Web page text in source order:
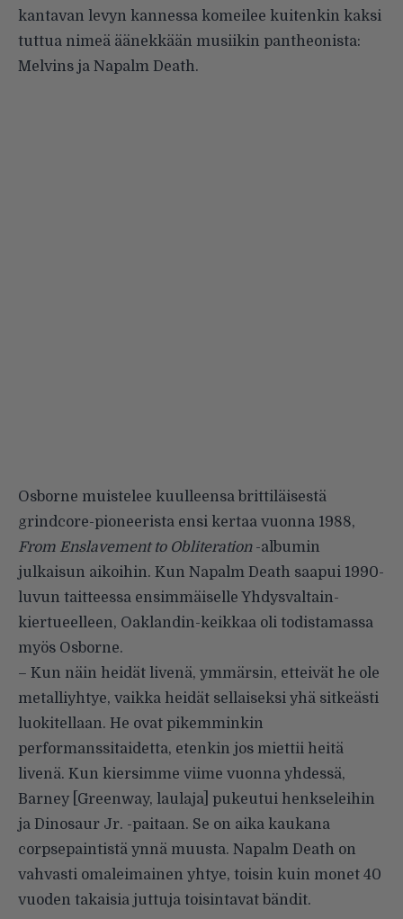
kantavan levyn kannessa komeilee kuitenkin kaksi
tuttua nimeä äänekkään musiikin pantheonista:
Melvins ja Napalm Death.
Osborne muistelee kuulleensa brittiläisestä
grindcore-pioneerista ensi kertaa vuonna 1988,
From Enslavement to Obliteration -albumin
julkaisun aikoihin. Kun Napalm Death saapui 1990-
luvun taitteessa ensimmäiselle Yhdysvaltain-
kiertueelleen, Oaklandin-keikkaa oli todistamassa
myös Osborne.
– Kun näin heidät livenä, ymmärsin, etteivät he ole
metalliyhtye, vaikka heidät sellaiseksi yhä sitkeästi
luokitellaan. He ovat pikemminkin
performanssitaidetta, etenkin jos miettii heitä
livenä. Kun kiersimme viime vuonna yhdessä,
Barney [Greenway, laulaja] pukeutui henkseleihin
ja Dinosaur Jr. -paitaan. Se on aika kaukana
corpsepaintistä ynnä muusta. Napalm Death on
vahvasti omaleimainen yhtye, toisin kuin monet 40
vuoden takaisia juttuja toisintavat bändit.